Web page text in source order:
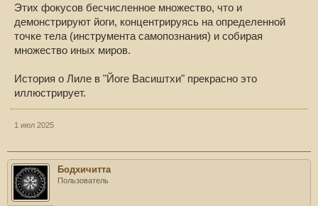
Этих фокусов бесчисленное множество, что и
демонстрируют йоги, концентрируясь на определенной
точке тела (инструмента самопознания) и собирая
множество иных миров.
История о Лиле в "Йоге Васиштхи" прекрасно это
иллюстрирует.
1 июл 2025
Бодхичитта
Пользователь